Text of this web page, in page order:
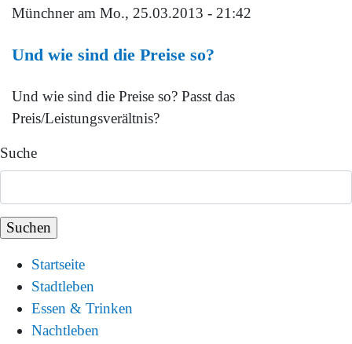
Münchneram Mo., 25.03.2013 - 21:42
Und wie sind die Preise so?
Und wie sind die Preise so? Passt das
Preis/Leistungsverältnis?
Suche
Startseite
Stadtleben
Essen & Trinken
Nachtleben